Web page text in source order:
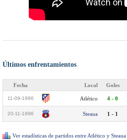
Últimos enfrentamientos
Fecha Local Goles
11-09-1996 Atlético 4 - 0
20-11-1996 Steaua 1 - 1
Ver estadísticas de partidos entre Atlético y Steaua